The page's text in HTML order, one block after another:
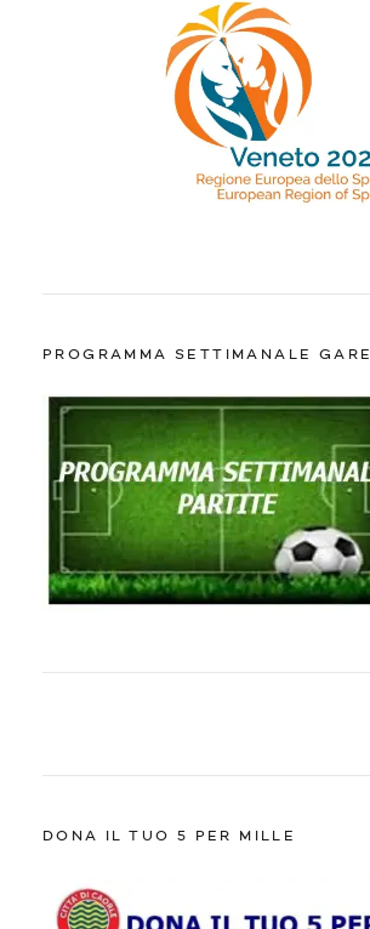
PROGRAMMA SETTIMANALE GARE
DONA IL TUO 5 PER MILLE